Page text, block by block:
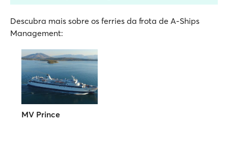
Descubra mais sobre os ferries da frota de A-Ships
Management:
MV Prince